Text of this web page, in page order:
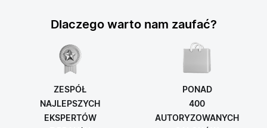
zaawansowanych urządzeń sprawia, że stają
modnym elementem aranżacji łazienek.
Dlaczego warto nam zaufać?
ZESPÓŁ
NAJLEPSZYCH
EKSPERTÓW
PONAD
400
AUTORYZOWANYCH